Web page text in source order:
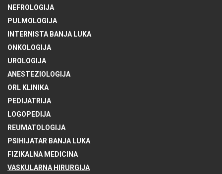
NEFROLOGIJA
PULMOLOGIJA
INTERNISTA BANJA LUKA
ONKOLOGIJA
UROLOGIJA
ANESTEZIOLOGIJA
ORL KLINIKA
PEDIJATRIJA
LOGOPEDIJA
REUMATOLOGIJA
PSIHIJATAR BANJA LUKA
FIZIKALNA MEDICINA
VASKULARNA HIRURGIJA